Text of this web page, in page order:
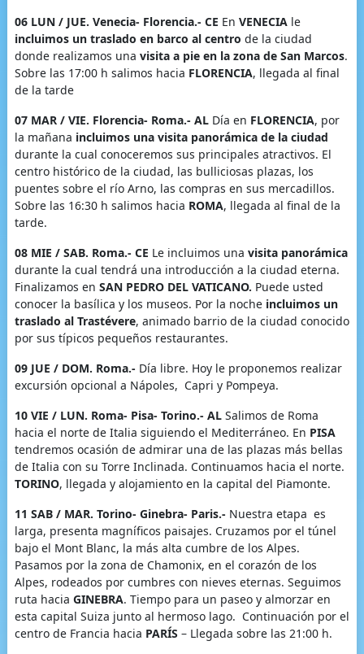
06 LUN / JUE. Venecia- Florencia.- CE En VENECIAle
incluimos un traslado en barco al centro de la ciudad
donde realizamos una visita a pie en la zona de San Marcos.
Sobre las 17:00 h salimos hacia FLORENCIA, llegada al final
de la tarde
07 MAR / VIE. Florencia- Roma.- ALDía en FLORENCIA, por
la mañana incluimos una visita panorámica de la ciudad
durante la cual conoceremos sus principales atractivos. El
centro histórico de la ciudad, las bulliciosas plazas, los
puentes sobre el río Arno, las compras en sus mercadillos.
Sobre las 16:30 h salimos hacia ROMA, llegada al final de la
tarde.
08 MIE / SAB. Roma.- CE Le incluimos una visita panorámica
durante la cual tendrá una introducción a la ciudad eterna.
Finalizamos en SAN PEDRO DEL VATICANO. Puede usted
conocer la basílica y los museos. Por la noche incluimos un
traslado al Trastévere, animado barrio de la ciudad conocido
por sus típicos pequeños restaurantes.
09 JUE / DOM. Roma.- Día libre. Hoy le proponemos realizar
excursión opcional a Nápoles, Capri y Pompeya.
10 VIE / LUN. Roma- Pisa- Torino.- ALSalimos de Roma
hacia el norte de Italia siguiendo el Mediterráneo. En PISA
tendremos ocasión de admirar una de las plazas más bellas
de Italia con su Torre Inclinada. Continuamos hacia el norte.
TORINO, llegada y alojamiento en la capital del Piamonte.
11 SAB / MAR. Torino- Ginebra- Paris.- Nuestra etapa es
larga, presenta magníficos paisajes. Cruzamos por el túnel
bajo el Mont Blanc, la más alta cumbre de los Alpes.
Pasamos por la zona de Chamonix, en el corazón de los
Alpes, rodeados por cumbres con nieves eternas. Seguimos
ruta hacia GINEBRA. Tiempo para un paseo y almorzar en
esta capital Suiza junto al hermoso lago. Continuación por el
centro de Francia hacia PARÍS – Llegada sobre las 21:00 h.